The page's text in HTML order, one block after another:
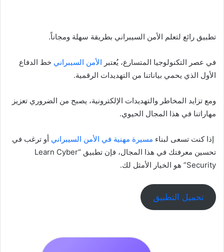
تطبيق رائع لتعلم الأمن السيبراني بطريقة سهلة ومجاناً.
في عصر التكنولوجيا المتسارع، يُعتبر الأمن السيبراني خط الدفاع
الأول الذي يحمي بياناتنا من التهديدات الرقمية.
ومع تزايد المخاطر والتهديدات الإلكترونية، يصبح من الضروري تعزيز
مهاراتنا في هذا المجال الحيوي.
إذا كنت تسعى لبناء مسيرة مهنية في الأمن السيبراني أو ترغب في
تحسين معرفتك في هذا المجال، فإن تطبيق “Learn Cyber
Security” هو الخيار الأمثل لك.
تحميل التطبيق